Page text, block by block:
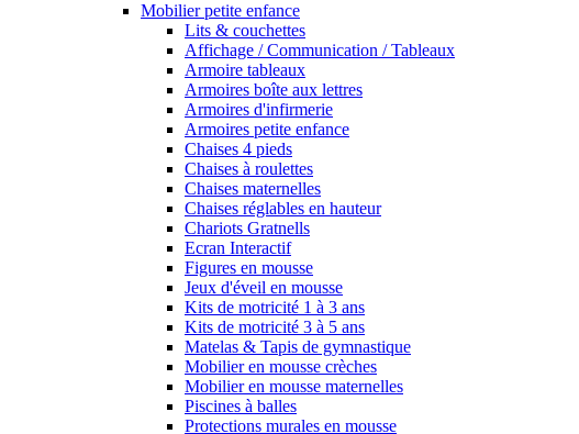
Mobilier petite enfance
Lits & couchettes
Affichage / Communication / Tableaux
Armoire tableaux
Armoires boîte aux lettres
Armoires d'infirmerie
Armoires petite enfance
Chaises 4 pieds
Chaises à roulettes
Chaises maternelles
Chaises réglables en hauteur
Chariots Gratnells
Ecran Interactif
Figures en mousse
Jeux d'éveil en mousse
Kits de motricité 1 à 3 ans
Kits de motricité 3 à 5 ans
Matelas & Tapis de gymnastique
Mobilier en mousse crèches
Mobilier en mousse maternelles
Piscines à balles
Protections murales en mousse